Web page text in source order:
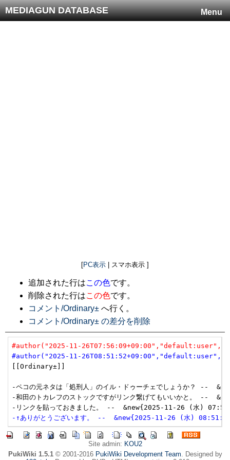
Menu
MEDIAGUN DATABASE
[PC表示 | スマホ表示 ]
追加された行はこの色です。
削除された行はこの色です。
コメント/Ordinary± へ行く。
コメント/Ordinary± の差分を削除
#author("2025-11-
#author("2025-11-
[[Ordinary±]]
-ペコの元ネタは「処刑人」のイル・ドゥーチェでしょうか？
-和田のトカレフのストックですがリンク繋げてもいいかと。
-↑ありがとうございます。 --  &new{2025-11-26 (水)
Site admin: KOU2
PukiWiki 1.5.1© 2001-2016 PukiWiki Development Team. Designed by